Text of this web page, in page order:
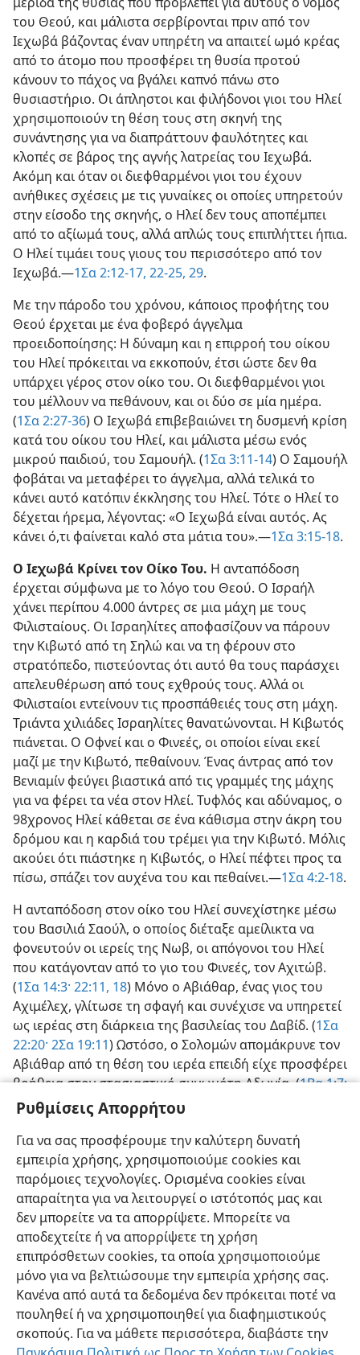
Ρυθμίσεις Απορρήτου
Για να σας προσφέρουμε την καλύτερη δυνατή
εμπειρία χρήσης, χρησιμοποιούμε cookies και
παρόμοιες τεχνολογίες. Ορισμένα cookies είναι
απαραίτητα για να λειτουργεί ο ιστότοπός μας και
δεν μπορείτε να τα απορρίψετε. Μπορείτε να
αποδεχτείτε ή να απορρίψετε τη χρήση
επιπρόσθετων cookies, τα οποία χρησιμοποιούμε
μόνο για να βελτιώσουμε την εμπειρία χρήσης σας.
Κανένα από αυτά τα δεδομένα δεν πρόκειται ποτέ να
πουληθεί ή να χρησιμοποιηθεί για διαφημιστικούς
σκοπούς. Για να μάθετε περισσότερα, διαβάστε την
του Θεού, και μάλιστα σερβίρονται πριν από τον
Ιεχωβά βάζοντας έναν υπηρέτη να απαιτεί ωμό κρέας
από το άτομο που προσφέρει τη θυσία προτού
κάνουν το πάχος να βγάλει καπνό πάνω στο
θυσιαστήριο. Οι άπληστοι και φιλήδονοι γιοι του Ηλεί
χρησιμοποιούν τη θέση τους στη σκηνή της
συνάντησης για να διαπράττουν φαυλότητες και
κλοπές σε βάρος της αγνής λατρείας του Ιεχωβά.
Ακόμη και όταν οι διεφθαρμένοι γιοι του έχουν
ανήθικες σχέσεις με τις γυναίκες οι οποίες υπηρετούν
στην είσοδο της σκηνής, ο Ηλεί δεν τους αποπέμπει
από το αξίωμά τους, αλλά απλώς τους επιπλήττει ήπια.
Ο Ηλεί τιμάει τους γιους του περισσότερο από τον
Ιεχωβά.—1Σα 2:12-17, 22-25, 29.
Με την πάροδο του χρόνου, κάποιος προφήτης του
Θεού έρχεται με ένα φοβερό άγγελμα
προειδοποίησης: Η δύναμη και η επιρροή του οίκου
του Ηλεί πρόκειται να εκκοπούν, έτσι ώστε δεν θα
υπάρχει γέρος στον οίκο του. Οι διεφθαρμένοι γιοι
του μέλλουν να πεθάνουν, και οι δύο σε μία ημέρα.
(1Σα 2:27-36) Ο Ιεχωβά επιβεβαιώνει τη δυσμενή κρίση
κατά του οίκου του Ηλεί, και μάλιστα μέσω ενός
μικρού παιδιού, του Σαμουήλ. (1Σα 3:11-14) Ο Σαμουήλ
φοβάται να μεταφέρει το άγγελμα, αλλά τελικά το
κάνει αυτό κατόπιν έκκλησης του Ηλεί. Τότε ο Ηλεί το
δέχεται ήρεμα, λέγοντας: «Ο Ιεχωβά είναι αυτός. Ας
κάνει ό,τι φαίνεται καλό στα μάτια του».—1Σα 3:15-18.
Ο Ιεχωβά Κρίνει τον Οίκο Του. Η ανταπόδοση
έρχεται σύμφωνα με το λόγο του Θεού. Ο Ισραήλ
χάνει περίπου 4.000 άντρες σε μια μάχη με τους
Φιλισταίους. Οι Ισραηλίτες αποφασίζουν να πάρουν
την Κιβωτό από τη Σηλώ και να τη φέρουν στο
στρατόπεδο, πιστεύοντας ότι αυτό θα τους παράσχει
απελευθέρωση από τους εχθρούς τους. Αλλά οι
Φιλισταίοι εντείνουν τις προσπάθειές τους στη μάχη.
Τριάντα χιλιάδες Ισραηλίτες θανατώνονται. Η Κιβωτός
πιάνεται. Ο Οφνεί και ο Φινεές, οι οποίοι είναι εκεί
μαζί με την Κιβωτό, πεθαίνουν. Ένας άντρας από τον
Βενιαμίν φεύγει βιαστικά από τις γραμμές της μάχης
για να φέρει τα νέα στον Ηλεί. Τυφλός και αδύναμος, ο
98χρονος Ηλεί κάθεται σε ένα κάθισμα στην άκρη του
δρόμου και η καρδιά του τρέμει για την Κιβωτό. Μόλις
ακούει ότι πιάστηκε η Κιβωτός, ο Ηλεί πέφτει προς τα
πίσω, σπάζει τον αυχένα του και πεθαίνει.—1Σα 4:2-18.
Η ανταπόδοση στον οίκο του Ηλεί συνεχίστηκε μέσω
του Βασιλιά Σαούλ, ο οποίος διέταξε αμείλικτα να
φονευτούν οι ιερείς της Νωβ, οι απόγονοι του Ηλεί
που κατάγονταν από το γιο του Φινεές, τον Αχιτώβ.
(1Σα 14:3· 22:11, 18) Μόνο ο Αβιάθαρ, ένας γιος του
Αχιμέλεχ, γλίτωσε τη σφαγή και συνέχισε να υπηρετεί
ως ιερέας στη διάρκεια της βασιλείας του Δαβίδ. (1Σα
22:20· 2Σα 19:11) Ωστόσο, ο Σολομών απομάκρυνε τον
Αβιάθαρ από τη θέση του ιερέα επειδή είχε προσφέρει
βοήθεια στον στασιαστικό συνωμότη Αδωνία. (1Βα 1:7·
2:26, 27) Με αυτόν τον τρόπο εκπληρώθηκε η κρίση
του Ιεχωβά εναντίον του οίκου του Ηλεί και οι
απόγονοί του εκδιώχθηκαν μια για πάντα από το
αρχιερατικό αξίωμα.—1Σα 3:13, 14.
Ελληνική Κοινή Χρήση Προτιμήσεις
Copyright © 2026 Watch Tower Bible and Tract Society of Pennsylvania
Όροι Χρήσης Πολιτική Απορρήτου
Ρυθμίσεις Απορρήτου
JW.ORG
Σύνδεση